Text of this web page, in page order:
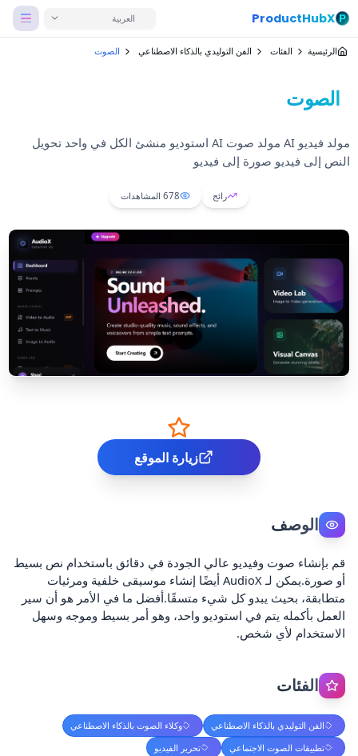
ProductHubX العربية
الرئيسية الفئات الفن التوليدي بالذكاء الاصطناعي الصوت
الصوت
مولد فيديو AI مولد صوت AI استوديو منشئ الكل في واحد تحويل
النص إلى فيديو صورة إلى فيديو
رائج 678 المشاهدات
زيارة الموقع
الوصف
قم بإنشاء صوت وفيديو عالي الجودة في دقائق باستخدام نص بسيط
أو صورة.يمكن لـ AudioX أيضًا إنشاء موسيقى خلفية ومرئيات
متطابقة، بحيث يبدو كل شيء متسقًا.أفضل ما في الأمر هو أن سير
العمل بأكمله يتم في استوديو واحد، وهو أمر بسيط وموجه وسهل
الاستخدام لأي شخص.
الفئات
الفن التوليدي بالذكاء الاصطناعي
وكلاء الصوت بالذكاء الاصطناعي
تطبيقات الصوت الاجتماعي
تحرير الفيديو